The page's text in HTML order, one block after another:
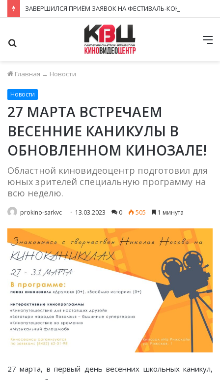
Главная → Новости
Новости
27 МАРТА ВСТРЕЧАЕМ
ВЕСЕННИЕ КАНИКУЛЫ В
ОБНОВЛЕННОМ КИНОЗАЛЕ!
Областной киновидеоцентр подготовил для
юных зрителей специальную программу на
всю неделю.
prokino-sarkvc 13.03.2023 0 505 1 минута
27 марта, в первый день весенних школьных каникул,